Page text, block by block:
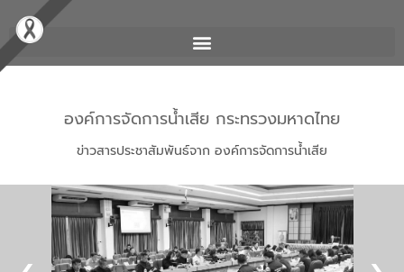
องค์การจัดการน้ำเสีย กระทรวงมหาดไทย
ข่าวสารประชาสัมพันธ์จาก องค์การจัดการน้ำเสีย